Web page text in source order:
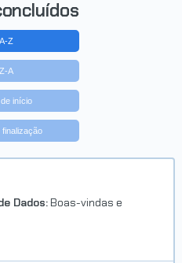
A-Z
Z-A
início
finalização
Dados: Boas-vindas e